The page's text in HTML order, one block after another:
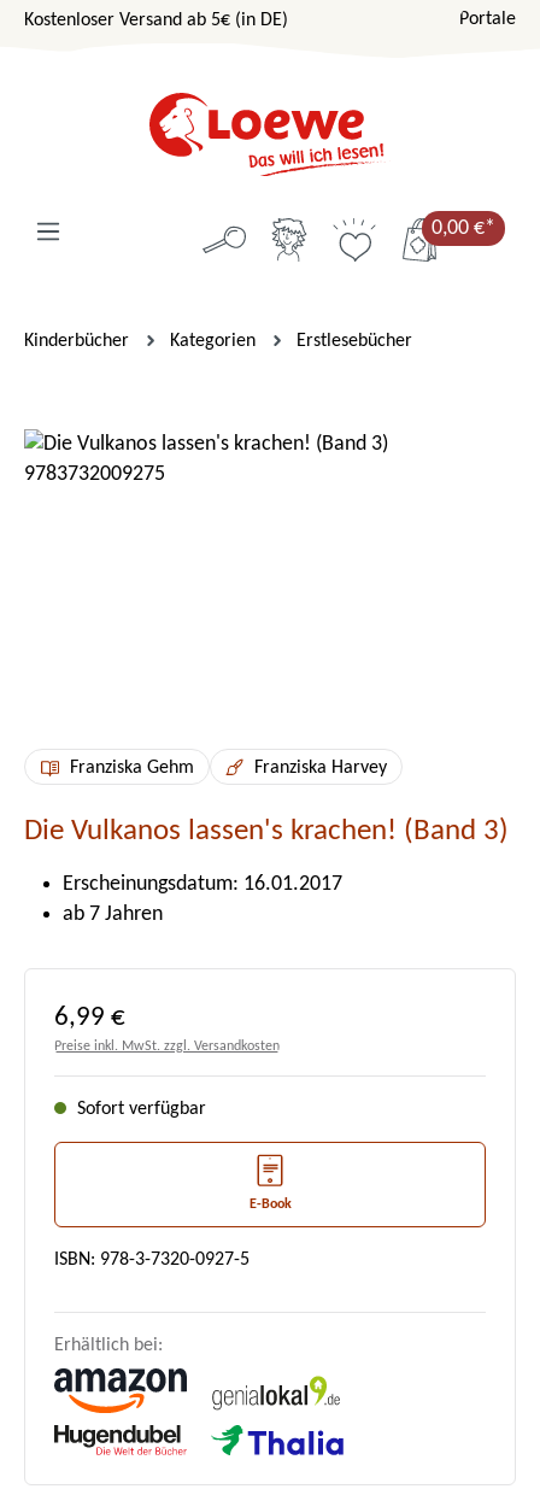
Zum Hauptinhalt springen
Kostenloser Versand ab 5€ (in DE) Portale
0,00 €*
Kinderbücher Kategorien Erstlesebücher
Bildergalerie überspringen
Franziska Gehm Franziska Harvey
Die Vulkanos lassen's krachen! (Band 3)
Erscheinungsdatum: 16.01.2017
ab 7 Jahren
Regulärer Preis:
6,99 €
Preise inkl. MwSt. zzgl. Versandkosten
Sofort verfügbar
E-Book
ISBN: 978-3-7320-0927-5
Erhältlich bei: